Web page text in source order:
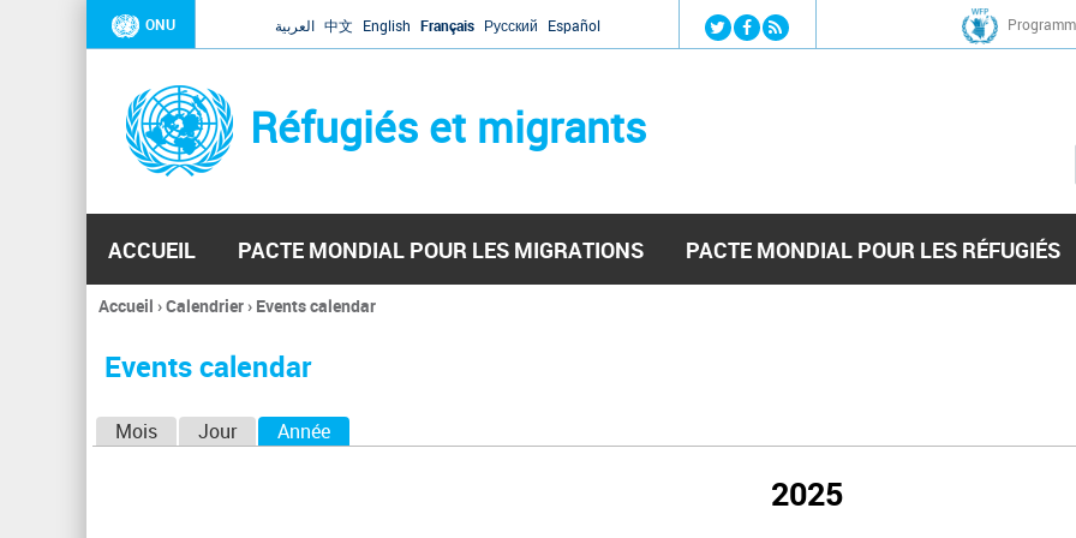
Jump to navigation
ONU العربية 中文 English Français Русский Español
Réfugiés et migrants
ACCUEIL PACTE MONDIAL POUR LES MIGRATIONS PACTE MONDIAL POUR LES RÉFUGIÉS
Vous
ici
Accueil ›Calendrier› Events calendar
Events calendar
Mois Jour Année
2025